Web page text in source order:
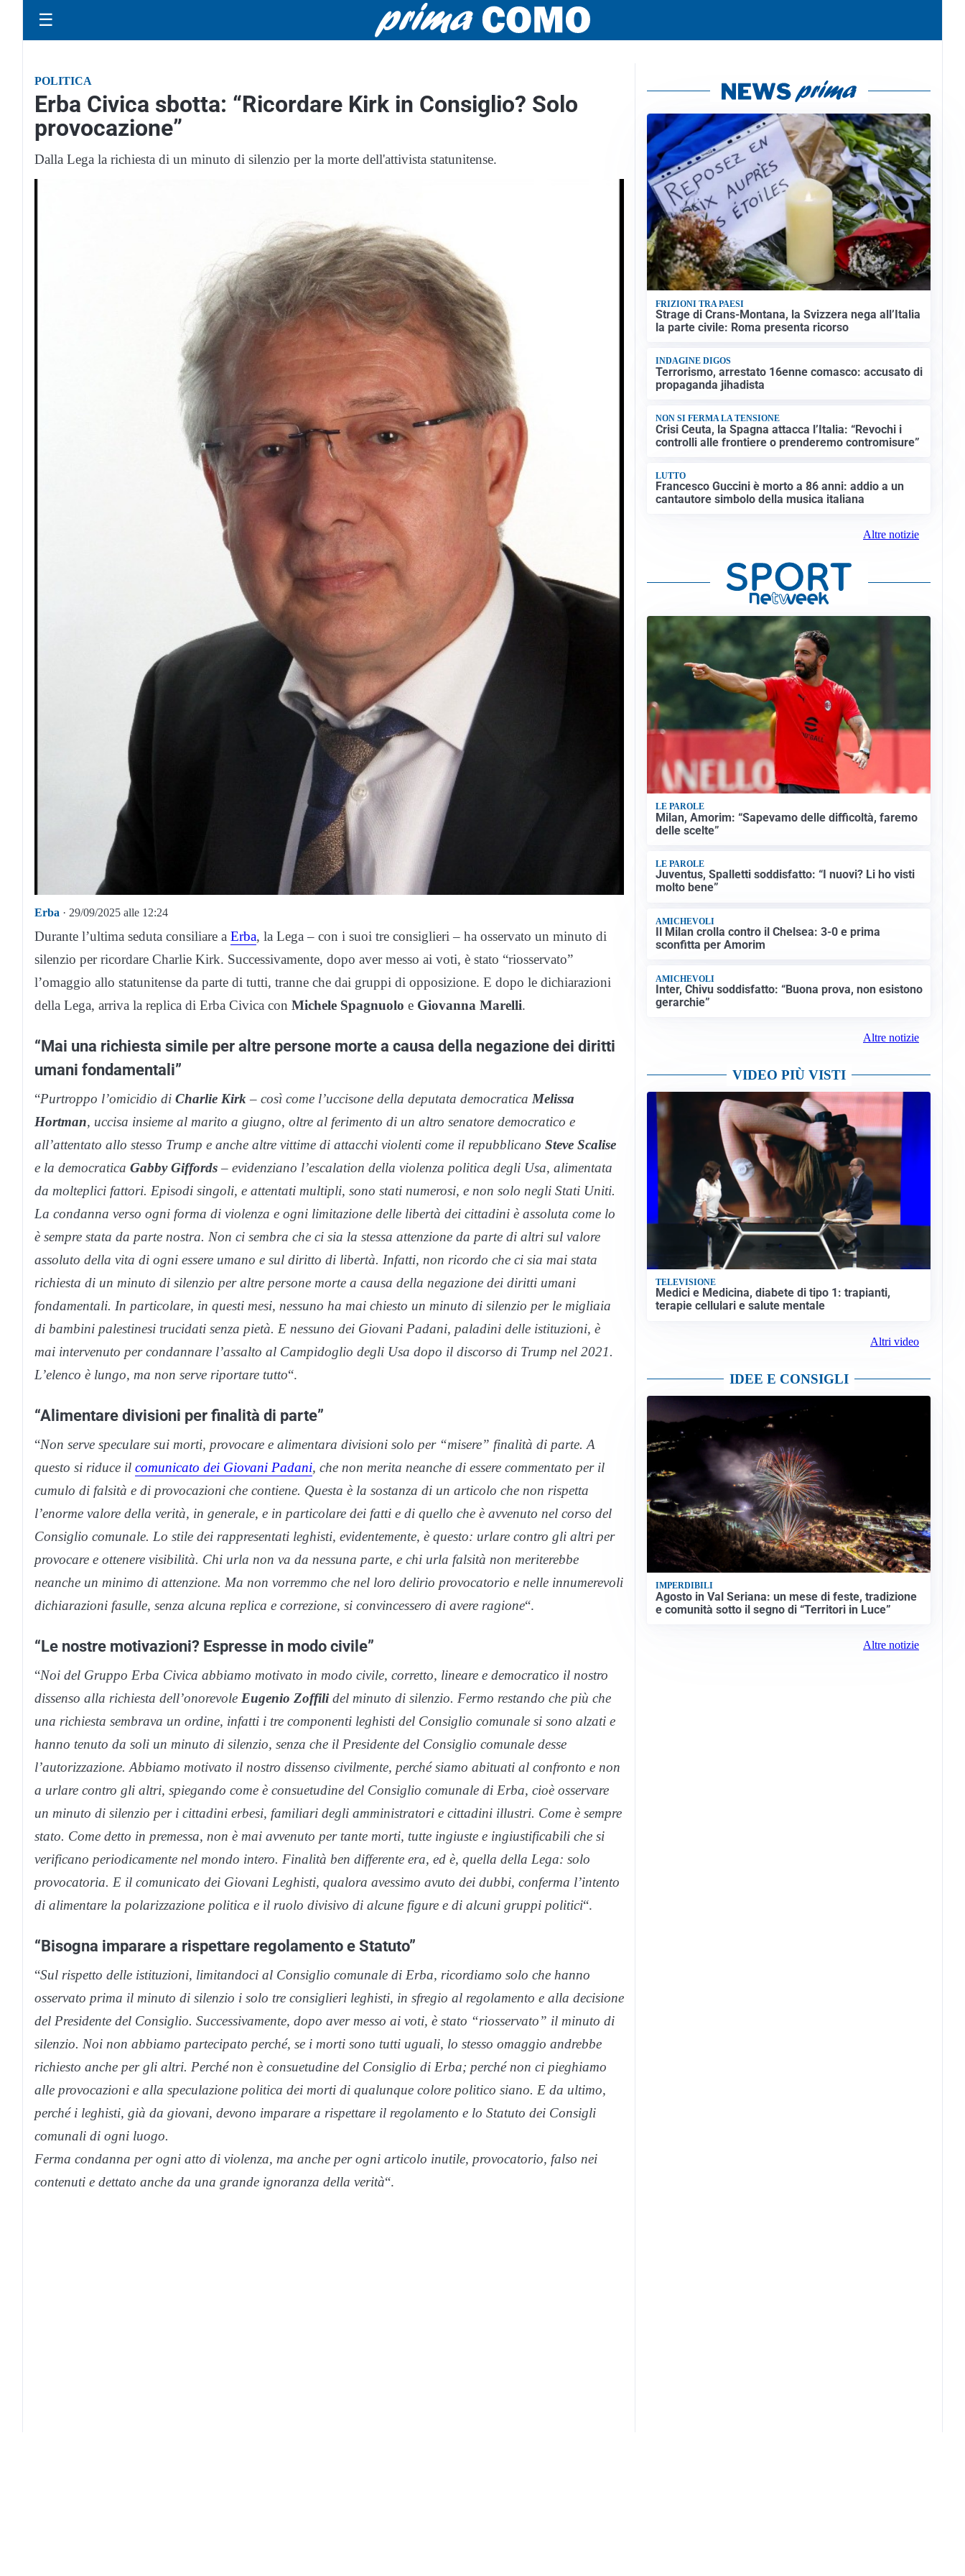
☰
POLITICA
Erba Civica sbotta: “Ricordare Kirk in Consiglio? Solo
provocazione”
Dalla Lega la richiesta di un minuto di silenzio per la morte dell'attivista statunitense.
Erba · 29/09/2025 alle 12:24
Durante l’ultima seduta consiliare a Erba, la Lega – con i suoi tre consiglieri – ha osservato un minuto di
silenzio per ricordare Charlie Kirk. Successivamente, dopo aver messo ai voti, è stato “riosservato”
l’omaggio allo statunitense da parte di tutti, tranne che dai gruppi di opposizione. E dopo le dichiarazioni
della Lega, arriva la replica di Erba Civica con Michele Spagnuolo e Giovanna Marelli.
“Mai una richiesta simile per altre persone morte a causa della negazione dei diritti
umani fondamentali”
“Purtroppo l’omicidio di Charlie Kirk– così come l’uccisone della deputata democraticaMelissa
Hortman, uccisa insieme al marito a giugno, oltre al ferimento di un altro senatore democratico e
all’attentato allo stesso Trump e anche altre vittime di attacchi violenti come il repubblicano Steve Scalise
e la democratica Gabby Giffords– evidenziano l’escalation della violenza politica degli Usa, alimentata
da molteplici fattori. Episodi singoli, e attentati multipli, sono stati numerosi, e non solo negli Stati Uniti.
La condanna verso ogni forma di violenza e ogni limitazione delle libertà dei cittadini è assoluta come lo
è sempre stata da parte nostra. Non ci sembra che ci sia la stessa attenzione da parte di altri sul valore
assoluto della vita di ogni essere umano e sul diritto di libertà. Infatti, non ricordo che ci sia mai stata
richiesta di un minuto di silenzio per altre persone morte a causa della negazione dei diritti umani
fondamentali. In particolare, in questi mesi, nessuno ha mai chiesto un minuto di silenzio per le migliaia
di bambini palestinesi trucidati senza pietà. E nessuno dei Giovani Padani, paladini delle istituzioni, è
mai intervenuto per condannare l’assalto al Campidoglio degli Usa dopo il discorso di Trump nel 2021.
L’elenco è lungo, ma non serve riportare tutto“.
“Alimentare divisioni per finalità di parte”
“Non serve speculare sui morti, provocare e alimentara divisioni solo per “misere” finalità di parte. A
questo si riduce il comunicato dei Giovani Padani, che non merita neanche di essere commentato per il
cumulo di falsità e di provocazioni che contiene. Questa è la sostanza di un articolo che non rispetta
l’enorme valore della verità, in generale, e in particolare dei fatti e di quello che è avvenuto nel corso del
Consiglio comunale. Lo stile dei rappresentati leghisti, evidentemente, è questo: urlare contro gli altri per
provocare e ottenere visibilità. Chi urla non va da nessuna parte, e chi urla falsità non meriterebbe
neanche un minimo di attenzione. Ma non vorremmo che nel loro delirio provocatorio e nelle innumerevoli
dichiarazioni fasulle, senza alcuna replica e correzione, si convincessero di avere ragione“.
“Le nostre motivazioni? Espresse in modo civile”
“Noi del Gruppo Erba Civica abbiamo motivato in modo civile, corretto, lineare e democratico il nostro
dissenso alla richiesta dell’onorevole Eugenio Zoffilidel minuto di silenzio. Fermo restando che più che
una richiesta sembrava un ordine, infatti i tre componenti leghisti del Consiglio comunale si sono alzati e
hanno tenuto da soli un minuto di silenzio, senza che il Presidente del Consiglio comunale desse
l’autorizzazione. Abbiamo motivato il nostro dissenso civilmente, perché siamo abituati al confronto e non
a urlare contro gli altri, spiegando come è consuetudine del Consiglio comunale di Erba, cioè osservare
un minuto di silenzio per i cittadini erbesi, familiari degli amministratori e cittadini illustri. Come è sempre
stato. Come detto in premessa, non è mai avvenuto per tante morti, tutte ingiuste e ingiustificabili che si
verificano periodicamente nel mondo intero. Finalità ben differente era, ed è, quella della Lega: solo
provocatoria. E il comunicato dei Giovani Leghisti, qualora avessimo avuto dei dubbi, conferma l’intento
di alimentare la polarizzazione politica e il ruolo divisivo di alcune figure e di alcuni gruppi politici“.
“Bisogna imparare a rispettare regolamento e Statuto”
“Sul rispetto delle istituzioni, limitandoci al Consiglio comunale di Erba, ricordiamo solo che hanno
osservato prima il minuto di silenzio i solo tre consiglieri leghisti, in sfregio al regolamento e alla decisione
del Presidente del Consiglio. Successivamente, dopo aver messo ai voti, è stato “riosservato” il minuto di
silenzio. Noi non abbiamo partecipato perché, se i morti sono tutti uguali, lo stesso omaggio andrebbe
richiesto anche per gli altri. Perché non è consuetudine del Consiglio di Erba; perché non ci pieghiamo
alle provocazioni e alla speculazione politica dei morti di qualunque colore politico siano. E da ultimo,
perché i leghisti, già da giovani, devono imparare a rispettare il regolamento e lo Statuto dei Consigli
comunali di ogni luogo.
Ferma condanna per ogni atto di violenza, ma anche per ogni articolo inutile, provocatorio, falso nei
contenuti e dettato anche da una grande ignoranza della verità“.
FRIZIONI TRA PAESI
Strage di Crans-Montana, la Svizzera nega all’Italia
la parte civile: Roma presenta ricorso
INDAGINE DIGOS
Terrorismo, arrestato 16enne comasco: accusato di
propaganda jihadista
NON SI FERMA LA TENSIONE
Crisi Ceuta, la Spagna attacca l’Italia: “Revochi i
controlli alle frontiere o prenderemo contromisure”
LUTTO
Francesco Guccini è morto a 86 anni: addio a un
cantautore simbolo della musica italiana
Altre notizie
LE PAROLE
Milan, Amorim: “Sapevamo delle difficoltà, faremo
delle scelte”
LE PAROLE
Juventus, Spalletti soddisfatto: “I nuovi? Li ho visti
molto bene”
AMICHEVOLI
Il Milan crolla contro il Chelsea: 3-0 e prima
sconfitta per Amorim
AMICHEVOLI
Inter, Chivu soddisfatto: “Buona prova, non esistono
gerarchie”
Altre notizie
VIDEO PIÙ VISTI
TELEVISIONE
Medici e Medicina, diabete di tipo 1: trapianti,
terapie cellulari e salute mentale
Altri video
IDEE E CONSIGLI
IMPERDIBILI
Agosto in Val Seriana: un mese di feste, tradizione
e comunità sotto il segno di “Territori in Luce”
Altre notizie